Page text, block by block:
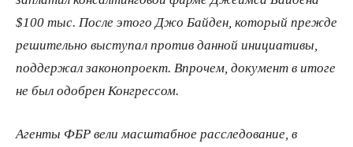
$100 тыс. После этого Джо Байден, который прежде
решительно выступал против данной инициативы,
поддержал законопроект. Впрочем, документ в итоге
не был одобрен Конгрессом.
Агенты ФБР вели масштабное расследование, в